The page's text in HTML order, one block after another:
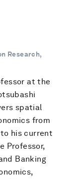
Research,
at the
spatial
from
his current
Professor,
Banking